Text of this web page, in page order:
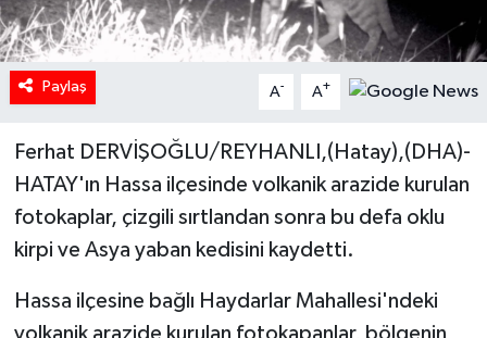
Paylaş A- A+
Ferhat DERVİŞOĞLU/REYHANLI,(Hatay),(DHA)-
HATAY'ın Hassa ilçesinde volkanik arazide kurulan
fotokaplar, çizgili sırtlandan sonra bu defa oklu
kirpi ve Asya yaban kedisini kaydetti.
Hassa ilçesine bağlı Haydarlar Mahallesi'ndeki